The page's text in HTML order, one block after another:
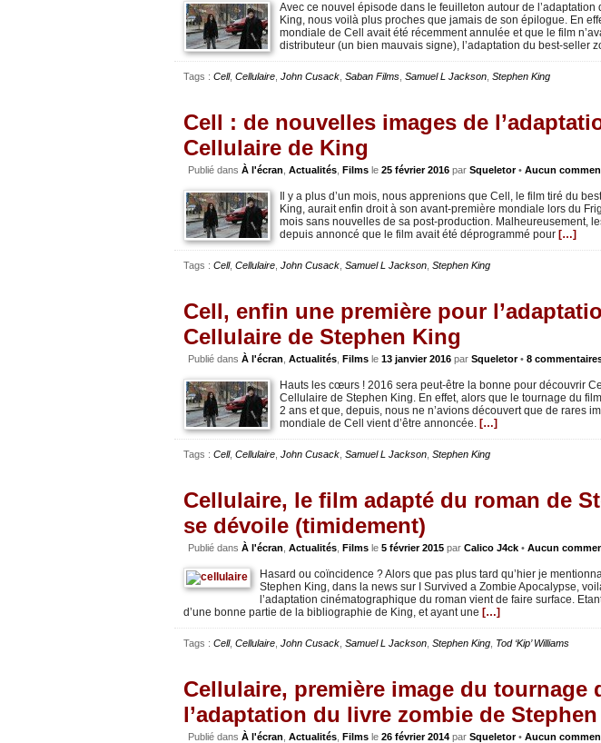
Avec ce nouvel épisode dans le feuilleton autour de
King, nous voilà plus proches que jamais de son épilogue. En
mondiale de Cell avait été récemment annulée et que le film
distributeur (un bien mauvais signe), l’adaptation du best-seller
Tags : Cell, Cellulaire John Cusack Saban Films Samuel L Jackson Stephen King
Cell : de nouvelles images de
Cellulaire de King
Publié dans À l'écran Actualités Films le 25 février 2016 par Squeletor• Aucun
Il y a plus d’un mois, nous apprenions que Cell, le film tiré du
King, aurait enfin droit à son avant-première mondiale lors du
mois sans nouvelles de sa post-production. Malheureusement,
depuis annoncé que le film avait été déprogrammé pour […]
Tags : Cell, Cellulaire John Cusack Samuel L Jackson Stephen King
Cell, enfin une première pour
Cellulaire de Stephen King
Publié dans À l'écran Actualités Films le 13 janvier 2016 par Squeletor• 8
Hauts les cœurs ! 2016 sera peut-être la bonne pour découvrir
Cellulaire de Stephen King. En effet, alors que le tournage du
2 ans et que, depuis, nous ne n’avions découvert que de rares
mondiale de Cell vient d’être annoncée. […]
Tags : Cell, Cellulaire John Cusack Samuel L Jackson Stephen King
Cellulaire, le film adapté du roman de
se dévoile (timidement)
Publié dans À l'écran Actualités Films le 5 février 2015 par Calico J4ck • Aucun
Hasard ou coïncidence ? Alors que pas plus tard qu’hier je
Stephen King, dans la news sur I Survived a Zombie Apocalypse,
l’adaptation cinématographique du roman vient de faire surface.
d’une bonne partie de la bibliographie de King, et ayant une […]
Tags : Cell, Cellulaire John Cusack Samuel L Jackson Stephen King Tod ‘Kip’ Williams
Cellulaire, première image du tournage
l’adaptation du livre zombie de
Publié dans À l'écran Actualités Films le 26 février 2014 par Squeletor• Aucun